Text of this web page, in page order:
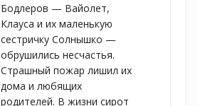
Бодлеров — Вайолет,
Клауса и их маленькую
сестричку Солнышко —
обрушились несчастья.
Страшный пожар лишил их
дома и любящих
родителей. В жизни сирот